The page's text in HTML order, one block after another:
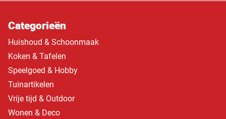
Categorieën
Huishoud & Schoonmaak
Koken & Tafelen
Speelgoed & Hobby
Tuinartikelen
Vrije tijd & Outdoor
Wonen & Deco